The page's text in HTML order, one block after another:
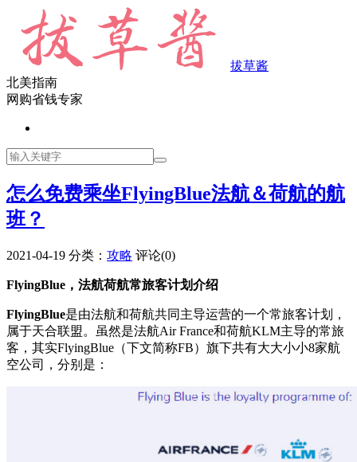
拔草酱
北美指南
网购省钱专家
怎么免费乘坐FlyingBlue法航＆荷航的航
班？
2021-04-19 分类： 攻略 评论(0)
FlyingBlue，法航荷航常旅客计划介绍
FlyingBlue是由法航和荷航共同主导运营的一个常旅客计划，
属于天合联盟。虽然是法航Air France和荷航KLM主导的常旅
客，其实FlyingBlue（下文简称FB）旗下共有大大小小8家航
空公司，分别是：